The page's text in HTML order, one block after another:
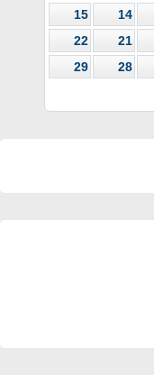
14
15
21
22
28
29